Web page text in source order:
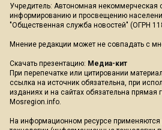
Учредитель: Автономная некоммерческая
информированию и просвещению
"Общественная служба новостей" (ОГРН
Мнение редакции может не совпадать с
Скачать презентацию: Медиа-кит
При перепечатке или цитировании
ссылка на источник обязательна, при
изданиях и на сайтах обязательна прямая
Mosregion.info.
На информационном ресурсе